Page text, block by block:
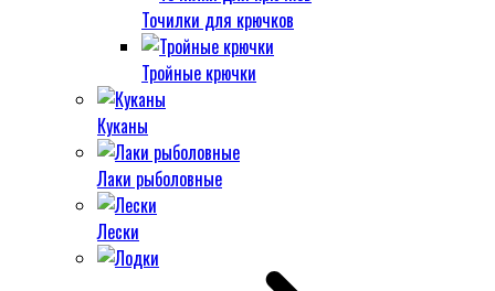
Точилки для крючков
Тройные крючки
Куканы
Лаки рыболовные
Лески